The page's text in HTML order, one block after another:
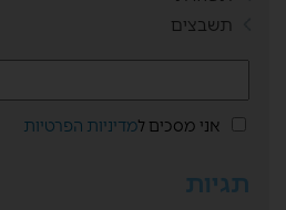
תשבצים
אני מסכים למדיניות הפרטיות
תגיות